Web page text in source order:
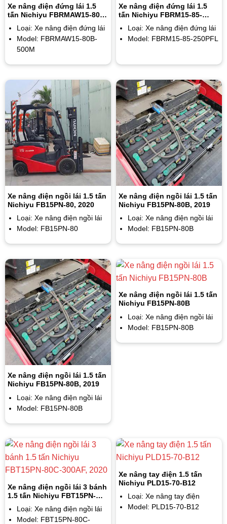
Xe nâng điện đứng lái 1.5
tấn Nichiyu FBRMAW15-80B-
Loại: Xe nâng điện đứng lái
Model: FBRMAW15-80B-
500M
Xe nâng điện đứng lái 1.5
tấn Nichiyu FBRM15-85-
Loại: Xe nâng điện đứng lái
Model: FBRM15-85-250PFL
Xe nâng điện ngồi lái 1.5 tấn
Nichiyu FB15PN-80, 2020
Loại: Xe nâng điện ngồi lái
Model: FB15PN-80
Xe nâng điện ngồi lái 1.5 tấn
Nichiyu FB15PN-80B, 2019
Loại: Xe nâng điện ngồi lái
Model: FB15PN-80B
Xe nâng điện ngồi lái 1.5 tấn
Nichiyu FB15PN-80B, 2019
Loại: Xe nâng điện ngồi lái
Model: FB15PN-80B
Xe nâng điện ngồi lái 1.5 tấn
Nichiyu FB15PN-80B
Loại: Xe nâng điện ngồi lái
Model: FB15PN-80B
Xe nâng điện ngồi lái 3 bánh
1.5 tấn Nichiyu FBT15PN-
Loại: Xe nâng điện ngồi lái
Model: FBT15PN-80C-
Xe nâng tay điện 1.5 tấn
Nichiyu PLD15-70-B12
Loại: Xe nâng tay điện
Model: PLD15-70-B12